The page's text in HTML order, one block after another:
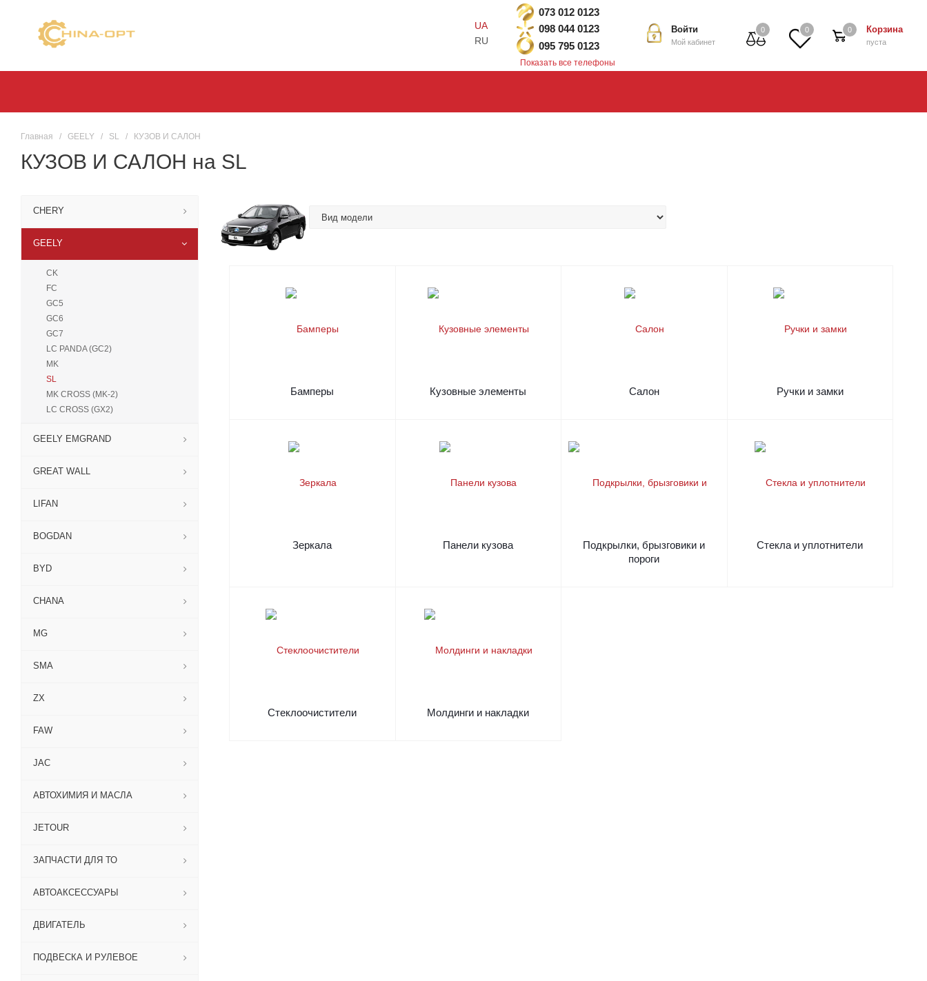
UA
RU
0 0 Корзина
пуста
0
Войти
Мой кабинет
073 012 0123
098 044 0123
095 795 0123
Показать все телефоны
Главная / GEELY / SL / КУЗОВ И САЛОН
КУЗОВ И САЛОН на SL
Бамперы Кузовные элементы Салон Ручки и замки
Зеркала Панели кузова
Подкрылки, брызговики и
пороги
Стекла и уплотнители
Стеклоочистители Молдинги и накладки
CHERY
GEELY
CK
FC
GC5
GC6
GC7
LC PANDA (GC2)
MK
SL
MK CROSS (MK-2)
LC CROSS (GX2)
GEELY EMGRAND
GREAT WALL
LIFAN
BOGDAN
BYD
CHANA
MG
SMA
ZX
FAW
JAC
АВТОХИМИЯ И МАСЛА
JETOUR
ЗАПЧАСТИ ДЛЯ ТО
АВТОАКСЕССУАРЫ
ДВИГАТЕЛЬ
ПОДВЕСКА И РУЛЕВОЕ